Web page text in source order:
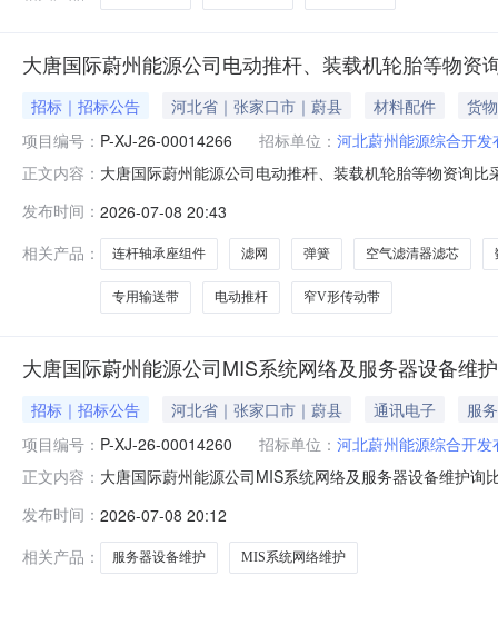
大唐国际蔚州能源公司电动推杆、装载机轮胎等物资
招标｜招标公告 河北省｜张家口市｜蔚县 材料配件
货物
项目编号： P-XJ-26-00014266 招标单位： 河北蔚州能源综合开发
正文内容： 大唐国际蔚州能源公司电动推杆、装载机轮胎等物资询
开发有限公司八、采购代理机构：中国大唐集团有限公
发布时间： 2026-07-08 20:43
相关产品：
连杆轴承座组件 滤网 弹簧 空气滤清器滤芯
专用输送带 电动推杆 窄V形传动带
大唐国际蔚州能源公司MIS系统网络及服务器设备维
招标｜招标公告 河北省｜张家口市｜蔚县 通讯电子
服务
项目编号： P-XJ-26-00014260 招标单位： 河北蔚州能源综合开发
正文内容： 大唐国际蔚州能源公司MIS系统网络及服务器设备维护
合开发有限公司八、采购代理机构：中国大唐集团有限
发布时间： 2026-07-08 20:12
相关产品：
服务器设备维护 MIS系统网络维护